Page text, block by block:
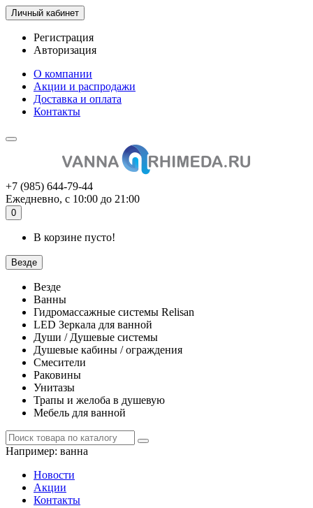
Личный кабинет
Регистрация
Авторизация
О компании
Акции и распродажи
Доставка и оплата
Контакты
+7 (985) 644-79-44
Ежедневно, с 10:00 до 21:00
0
В корзине пусто!
Везде
Везде
Ванны
Гидромассажные системы Relisan
LED Зеркала для ванной
Души / Душевые системы
Душевые кабины / ограждения
Смесители
Раковины
Унитазы
Трапы и желоба в душевую
Мебель для ванной
Например: ванна
Новости
Акции
Контакты